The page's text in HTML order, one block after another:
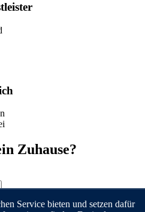
Zuhause?
Service bieten und setzen dafür